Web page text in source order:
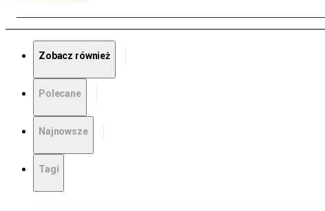
Zobacz również
Polecane
Najnowsze
Tagi